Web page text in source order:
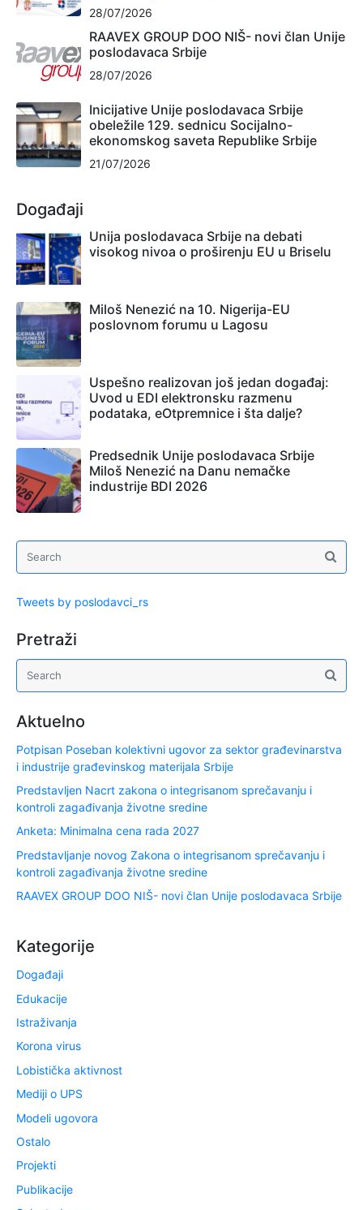
28/07/2026
RAAVEX GROUP DOO NIŠ- novi član Unije
poslodavaca Srbije
28/07/2026
Inicijative Unije poslodavaca Srbije
obeležile 129. sednicu Socijalno-
ekonomskog saveta Republike Srbije
21/07/2026
Događaji
Unija poslodavaca Srbije na debati
visokog nivoa o proširenju EU u Briselu
Miloš Nenezić na 10. Nigerija-EU
poslovnom forumu u Lagosu
Uspešno realizovan još jedan događaj:
Uvod u EDI elektronsku razmenu
podataka, eOtpremnice i šta dalje?
Predsednik Unije poslodavaca Srbije
Miloš Nenezić na Danu nemačke
industrije BDI 2026
Tweets by poslodavci_rs
Pretraži
Aktuelno
Potpisan Poseban kolektivni ugovor za sektor građevinarstva
i industrije građevinskog materijala Srbije
Predstavljen Nacrt zakona o integrisanom sprečavanju i
kontroli zagađivanja životne sredine
Anketa: Minimalna cena rada 2027
Predstavljanje novog Zakona o integrisanom sprečavanju i
kontroli zagađivanja životne sredine
RAAVEX GROUP DOO NIŠ- novi član Unije poslodavaca Srbije
Kategorije
Događaji
Edukacije
Istraživanja
Korona virus
Lobistička aktivnost
Mediji o UPS
Modeli ugovora
Ostalo
Projekti
Publikacije